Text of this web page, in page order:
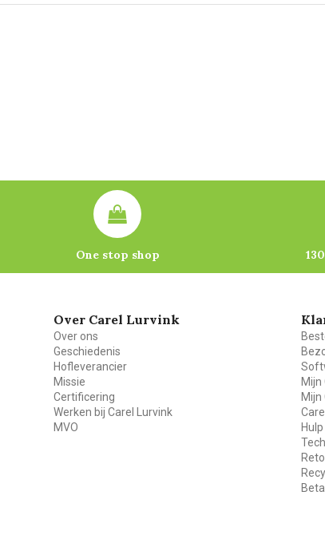
One stop shop
Over Carel Lurvink
Over ons
Geschiedenis
Hofleverancier
Missie
Certificering
Werken bij Carel Lurvink
MVO
Mijn